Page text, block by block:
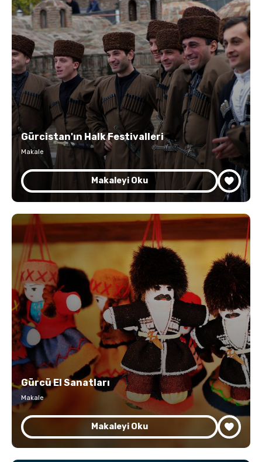
Gürcistan'ın Halk Festivalleri
Makale
Makaleyi Oku
Gürcü El Sanatları
Makale
Makaleyi Oku